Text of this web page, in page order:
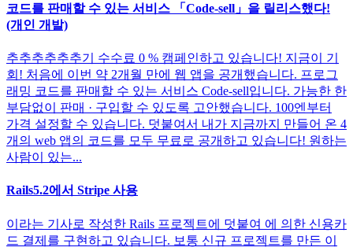
코드를 판매할 수 있는 서비스 「Code-sell」을 릴리스했다!
(개인 개발)
추추추추추추기 수수료 0 % 캠페인하고 있습니다! 지금이 기
회! 처음에 이번 약 2개월 만에 웹 앱을 공개했습니다. 프로그
래밍 코드를 판매할 수 있는 서비스 Code-sell입니다. 가능한 한
부담없이 판매 · 구입할 수 있도록 고안했습니다. 100엔부터
가격 설정할 수 있습니다. 덧붙여서 내가 지금까지 만들어 온 4
개의 web 앱의 코드를 모두 무료로 공개하고 있습니다! 원하는
사람이 있는...
Rails5.2에서 Stripe 사용
이라는 기사로 작성한 Rails 프로젝트에 덧붙여 에 의한 신용카
드 결제를 구현하고 있습니다. 보통 신규 프로젝트를 만든 이